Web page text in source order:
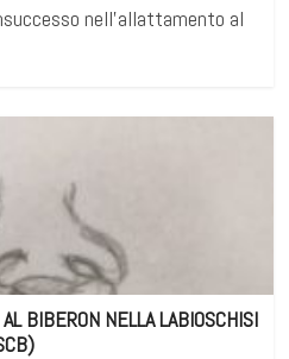
nell’allattamento al
BIBERON NELLA LABIOSCHISI